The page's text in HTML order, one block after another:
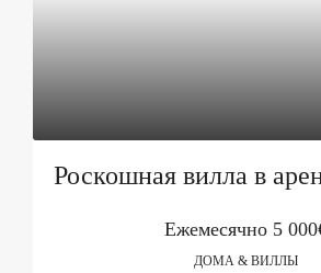
Роскошная вилла в
Ежемесячно5
ДОМА & ВИЛЛЫ